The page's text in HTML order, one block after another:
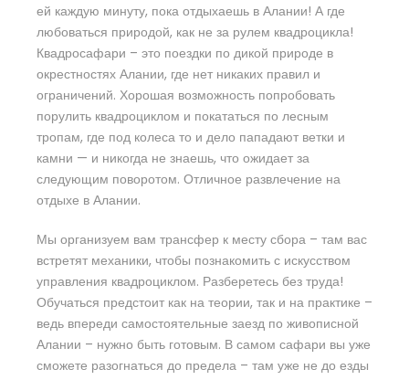
ей каждую минуту, пока отдыхаешь в Алании! А где
любоваться природой, как не за рулем квадроцикла!
Квадросафари – это поездки по дикой природе в
окрестностях Алании, где нет никаких правил и
ограничений. Хорошая возможность попробовать
порулить квадроциклом и покататься по лесным
тропам, где под колеса то и дело пападают ветки и
камни — и никогда не знаешь, что ожидает за
следующим поворотом. Отличное развлечение на
отдыхе в Алании.
Мы организуем вам трансфер к месту сбора – там вас
встретят механики, чтобы познакомить с искусством
управления квадроциклом. Разберетесь без труда!
Обучаться предстоит как на теории, так и на практике –
ведь впереди самостоятельные заезд по живописной
Алании – нужно быть готовым. В самом сафари вы уже
сможете разогнаться до предела – там уже не до езды